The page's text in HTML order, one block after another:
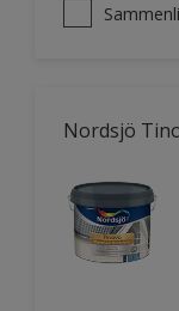
Nordsjö